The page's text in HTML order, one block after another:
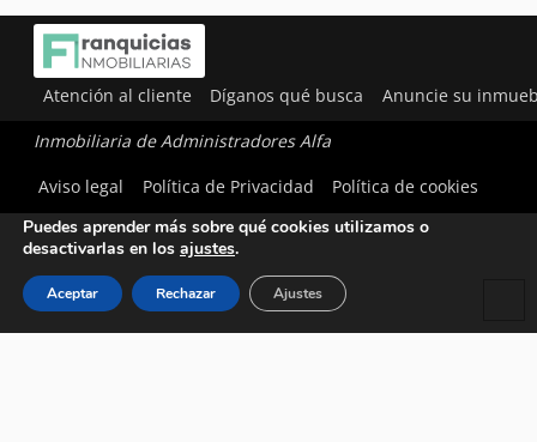
Atención al cliente Díganos qué busca Anuncie su
Inmobiliaria de Administradores Alfa
Aviso legal
Política de Privacidad Política de cookies
Utilizamos cookies para ofrecerte la mejor experiencia en
Puedes aprender más sobre qué cookies utilizamos o
desactivarlas en los ajustes.
Aceptar Rechazar Ajustes